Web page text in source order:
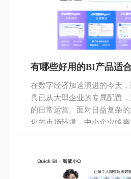
有哪些好用的BI产品适
价比与免费方案全解析
在数字经济加速演进的今天
具已从大型企业的专属配置
的日常运营。面对日益复杂
化的市场环境，中小企业亟需
技术亮点及认证资质，帮助
实现“让数据说话”的业务目